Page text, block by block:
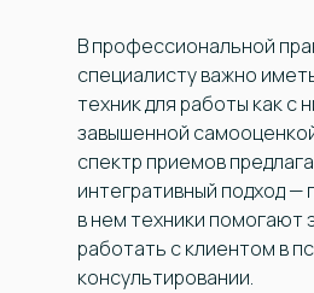
В профессиональной
специалисту важно
техник для работы как с
завышенной
спектр приемов
интегративный подход —
в нем техники помогают
работать с клиентом в
консультировании.